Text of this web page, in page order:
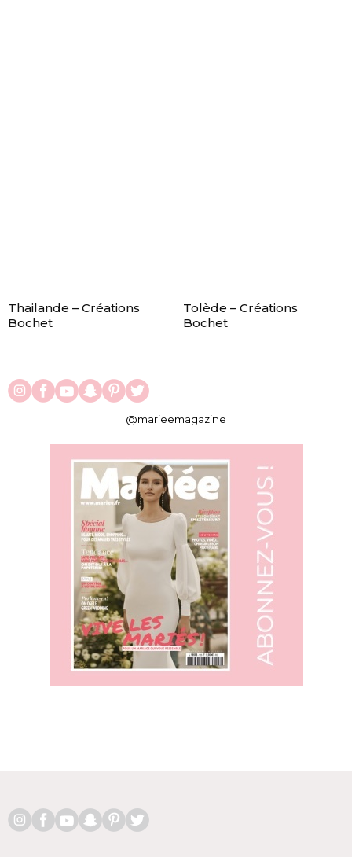
Thailande – Créations
Bochet
Tolède – Créations
Bochet
@marieemagazine